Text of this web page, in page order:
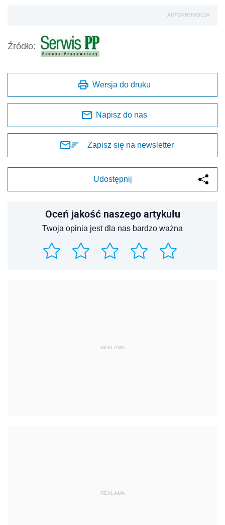
AUTOPROMOCJA
Źródło:
Wersja do druku
Napisz do nas
Zapisz się na newsletter
Udostępnij
Oceń jakość naszego artykułu
Twoja opinia jest dla nas bardzo ważna
REKLAMA
REKLAMA